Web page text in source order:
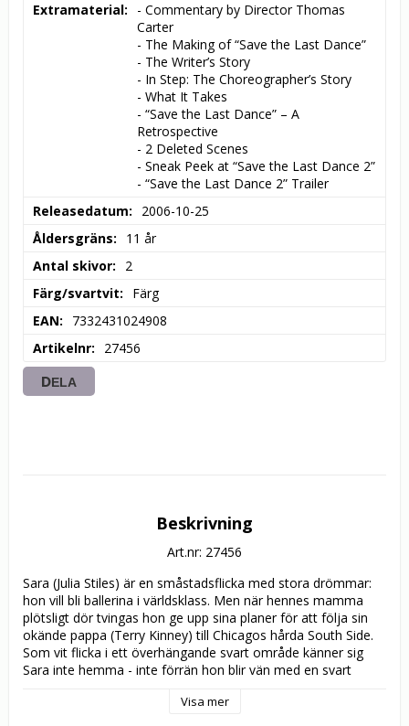
Extramaterial
- Commentary by Director Thomas
Carter
- The Making of “Save the Last Dance”
- The Writer’s Story
- In Step: The Choreographer’s Story
- What It Takes
- “Save the Last Dance” – A
Retrospective
- 2 Deleted Scenes
- Sneak Peek at “Save the Last Dance 2”
- “Save the Last Dance 2” Trailer
Releasedatum
2006-10-25
Åldersgräns
11 år
Antal skivor
2
Färg/svartvit
Färg
EAN
7332431024908
Artikelnr
27456
DELA
Beskrivning
Art.nr: 27456
Sara (Julia Stiles) är en småstadsflicka med stora drömmar:
hon vill bli ballerina i världsklass. Men när hennes mamma
plötsligt dör tvingas hon ge upp sina planer för att följa sin
okände pappa (Terry Kinney) till Chicagos hårda South Side.
Som vit flicka i ett överhängande svart område känner sig
Sara inte hemma - inte förrän hon blir vän med en svart
bror Derek (Sean Patrick Thomas). Det gnistrar mellan Sara
Visa mer